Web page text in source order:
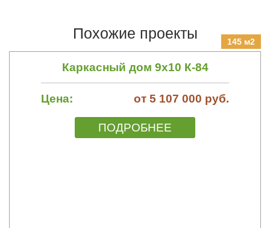
Похожие проекты 145 м2
Каркасный дом 9х10 К-84
Цена: от 5 107 000 руб.
ПОДРОБНЕЕ